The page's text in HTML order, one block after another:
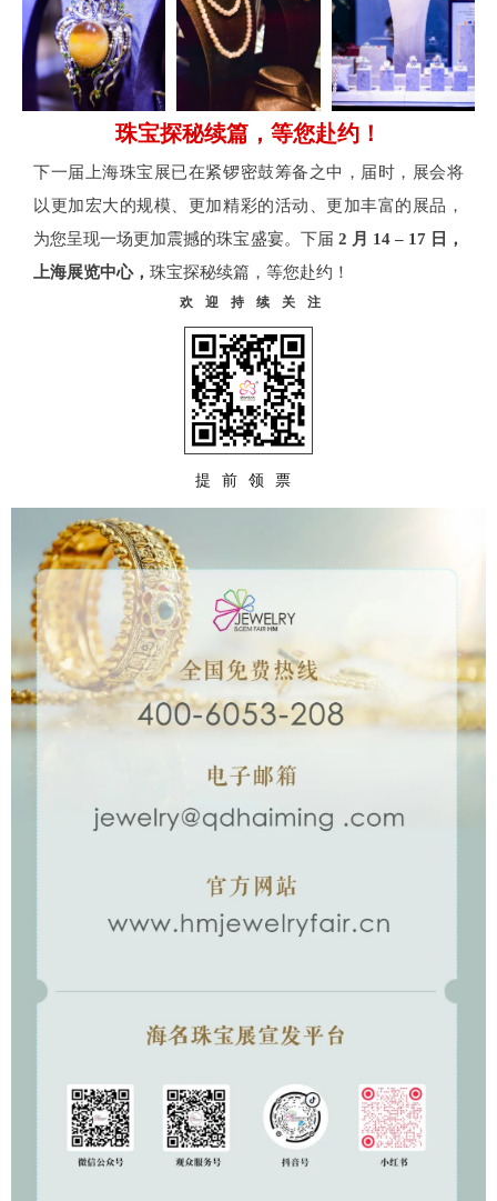
珠宝探秘续篇，等您赴约！
下一届上海珠宝展已在紧锣密鼓筹备之中，届时，展会将
以更加宏大的规模、更加精彩的活动、更加丰富的展品，
为您呈现一场更加震撼的珠宝盛宴。 下届 2 月 14 – 17 日，
上海展览中心， 珠宝探秘续篇，等您赴约！
欢迎持续关注
提前领票